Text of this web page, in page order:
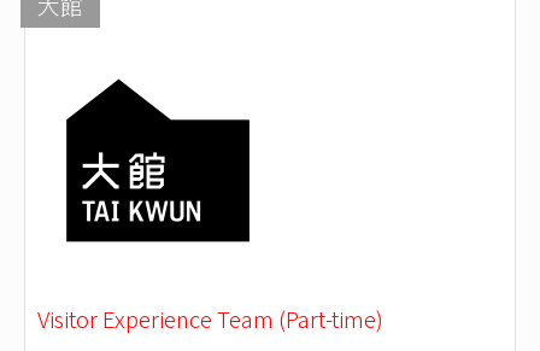
Visitor Experience Team (Part-time)